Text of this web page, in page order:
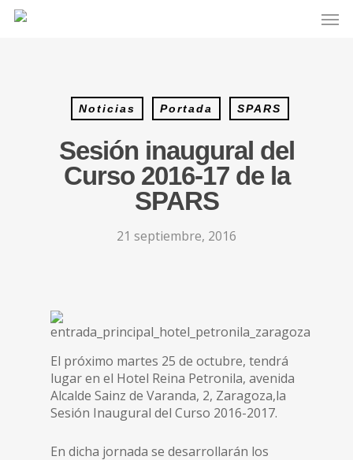
Noticias Portada SPARS
Sesión inaugural del
Curso 2016-17 de la
SPARS
21 septiembre, 2016
El próximo martes 25 de octubre, tendrá
lugar en el Hotel Reina Petronila, avenida
Alcalde Sainz de Varanda, 2, Zaragoza,la
Sesión Inaugural del Curso 2016-2017.
En dicha jornada se desarrollarán los